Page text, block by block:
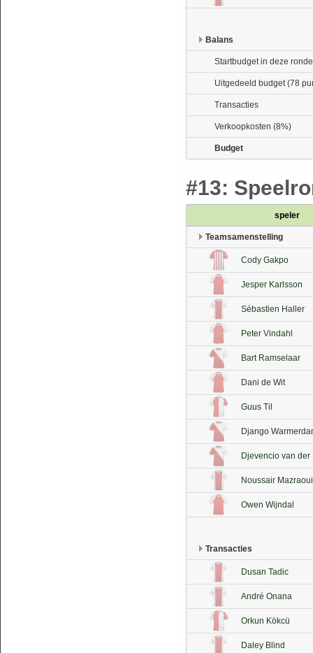
Balans
Startbudget in deze ronde
Uitgedeeld budget (78
Transacties
Verkoopkosten (8%)
Budget
#13:
speler
Teamsamenstelling
Cody Gakpo
Jesper Karlsson
Sébastien Haller
Peter Vindahl
Bart Ramselaar
Dani de Wit
Guus Til
Django
Djevencio van der
Noussair Mazraoui
Owen Wijndal
Transacties
Dusan Tadic
André Onana
Orkun Kökcü
Daley Blind